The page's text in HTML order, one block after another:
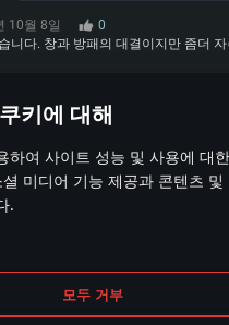
키에 대해
하여 사이트 성능 및 사용에 대
미디어 기능 제공과 콘텐츠 및
.
모두 거부
10월 8일
0
니다. 창과 방패의 대결이지만 좀더
쿠키 설